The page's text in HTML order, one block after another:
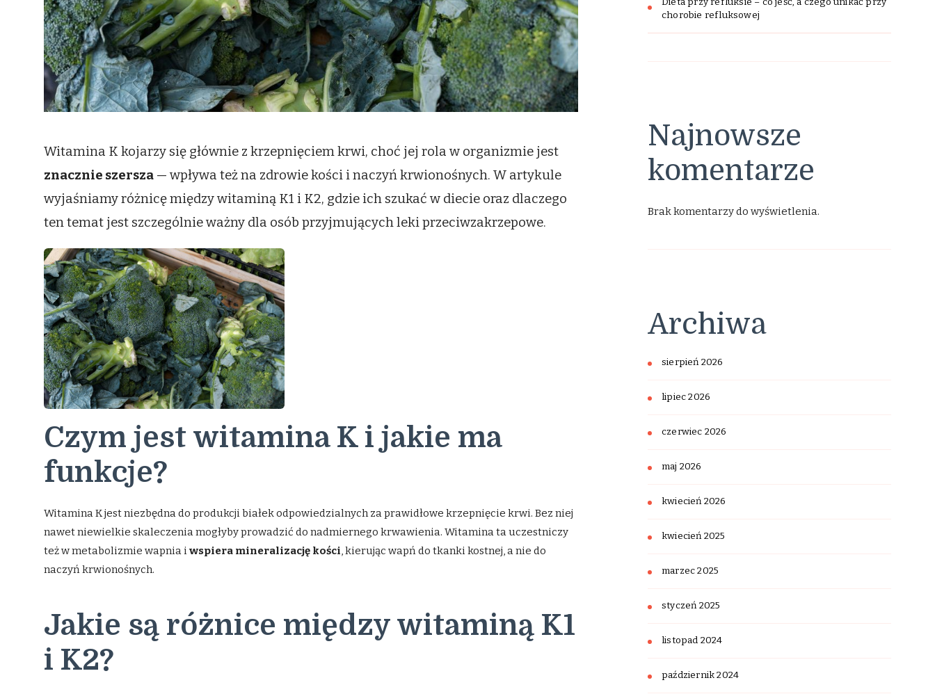
Witamina K kojarzy się głównie z krzepnięciem krwi, choć jej rola w organizmie jest
znacznie szersza — wpływa też na zdrowie kości i naczyń krwionośnych. W artykule
wyjaśniamy różnicę między witaminą K1 i K2, gdzie ich szukać w diecie oraz dlaczego
ten temat jest szczególnie ważny dla osób przyjmujących leki przeciwzakrzepowe.
Czym jest witamina K i jakie ma
funkcje?
Witamina K jest niezbędna do produkcji białek odpowiedzialnych za prawidłowe krzepnięcie krwi. Bez niej
nawet niewielkie skaleczenia mogłyby prowadzić do nadmiernego krwawienia. Witamina ta uczestniczy
też w metabolizmie wapnia iwspiera mineralizację kości, kierując wapń do tkanki kostnej, a nie do
naczyń krwionośnych.
Jakie są różnice między witaminą K1
i K2?
chorobie refluksowej
Najnowsze
komentarze
Brak komentarzy do wyświetlenia.
Archiwa
sierpień 2026
lipiec 2026
czerwiec 2026
maj 2026
kwiecień 2026
kwiecień 2025
marzec 2025
styczeń 2025
listopad 2024
październik 2024